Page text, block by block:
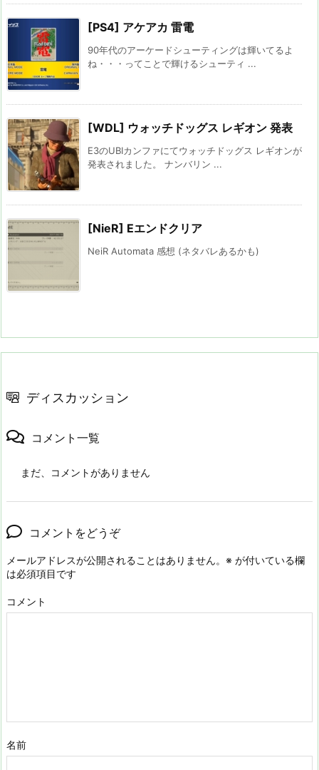
[PS4] アケアカ 雷電
90年代のアーケードシューティングは輝いてるよ
ね・・・ってことで輝けるシューティ ...
[WDL] ウォッチドッグス レギオン 発表
E3のUBIカンファにてウォッチドッグス レギオンが
発表されました。 ナンバリン ...
[NieR] Eエンドクリア
NeiR Automata 感想 (ネタバレあるかも)
ディスカッション
コメント一覧
まだ、コメントがありません
コメントをどうぞ
メールアドレスが公開されることはありません。 ※ が付いている欄
は必須項目です
コメント
名前